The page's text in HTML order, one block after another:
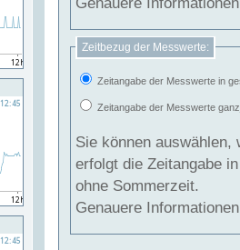
Zeitbezug der Messwerte:
Zeitangabe der Messwerte in
Zeitangabe der Messwerte
Sie können auswählen,
erfolgt die Zeitangabe
ohne Sommerzeit.
Genauere